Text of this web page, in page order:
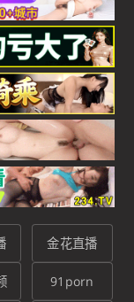
金花直播
91porn